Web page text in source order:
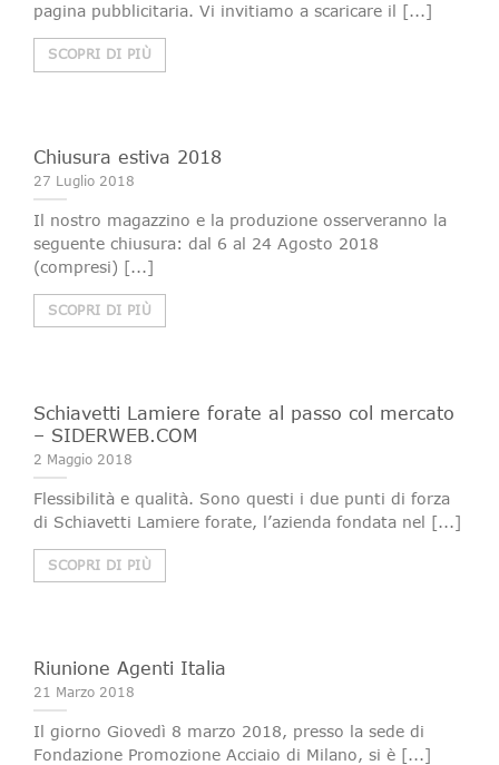
pagina pubblicitaria. Vi invitiamo a scaricare il [...]
SCOPRI DI PIÙ
Chiusura estiva 2018
27 Luglio 2018
Il nostro magazzino e la produzione osserveranno la
seguente chiusura: dal 6 al 24 Agosto 2018
(compresi) [...]
SCOPRI DI PIÙ
Schiavetti Lamiere forate al passo col mercato
– SIDERWEB.COM
2 Maggio 2018
Flessibilità e qualità. Sono questi i due punti di forza
di Schiavetti Lamiere forate, l’azienda fondata nel [...]
SCOPRI DI PIÙ
Riunione Agenti Italia
21 Marzo 2018
Il giorno Giovedì 8 marzo 2018, presso la sede di
Fondazione Promozione Acciaio di Milano, si è [...]